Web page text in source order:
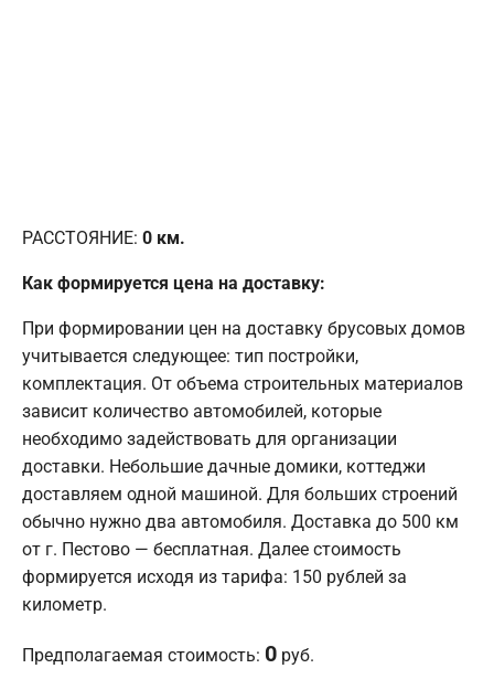
РАССТОЯНИЕ: 0 км.
Как формируется цена на доставку:
При формировании цен на доставку брусовых домов
учитывается следующее: тип постройки,
комплектация. От объема строительных материалов
зависит количество автомобилей, которые
необходимо задействовать для организации
доставки. Небольшие дачные домики, коттеджи
доставляем одной машиной. Для больших строений
обычно нужно два автомобиля. Доставка до 500 км
от г. Пестово — бесплатная. Далее стоимость
формируется исходя из тарифа: 150 рублей за
километр.
Предполагаемая стоимость: 0 руб.